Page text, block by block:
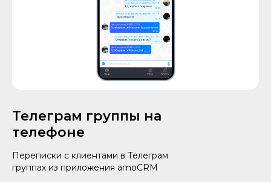
Телеграм группы на
телефоне
Переписки с клиентами в Телеграм
группах из приложения amoCRM